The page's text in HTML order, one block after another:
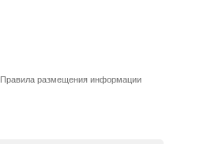
Правила размещения информации